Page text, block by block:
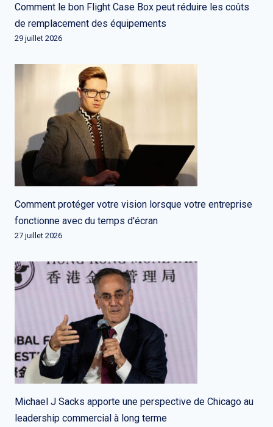
Comment le bon Flight Case Box peut réduire les coûts
de remplacement des équipements
29 juillet 2026
Comment protéger votre vision lorsque votre entreprise
fonctionne avec du temps d'écran
27 juillet 2026
Michael J Sacks apporte une perspective de Chicago au
leadership commercial à long terme